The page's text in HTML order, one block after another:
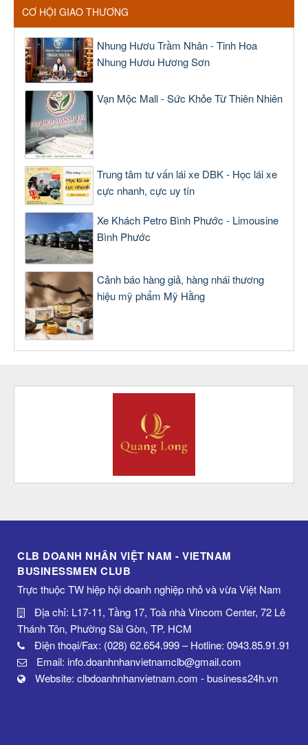
CƠ HỘI GIAO THƯƠNG
Nhung Hươu Trầm Nhân - Tinh Hoa
Nhung Hươu Hương Sơn
Vạn Mộc Mall - Sức Khỏe Từ Thiên Nhiên
Trung tâm tư vấn lái xe DBK - Học lái xe
cực nhanh, cực uy tín
Xe Khách Petro Bình Phước - Limousine
Bình Phước
Cảnh báo hàng giả, hàng nhái thương
hiệu mỹ phẩm Mỹ Hằng
CLB DOANH NHÂN VIỆT NAM - VIETNAM
BUSINESSMEN CLUB
Trực thuộc TW hiệp hội doanh nghiệp nhỏ và vừa Việt Nam
Địa chỉ: L17-11, Tầng 17, Toà nhà Vincom Center, 72 Lê
Thánh Tôn, Phường Sài Gòn, TP. HCM
Điện thoại/Fax: (028) 62.654.999 – Hotline: 0943.85.91.91
Email: info.doanhnhanvietnamclb@gmail.com
Website: clbdoanhnhanvietnam.com - business24h.vn